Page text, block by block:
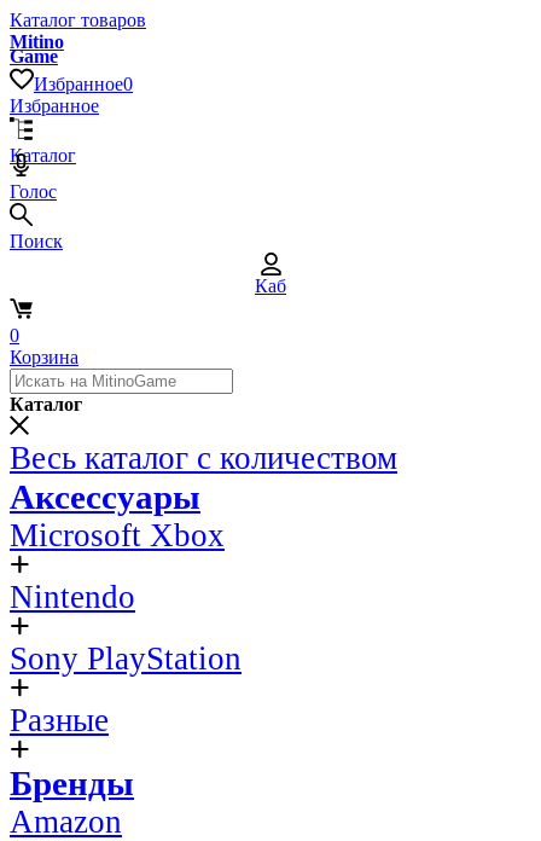
Каталог товаров
Mitino
Game
Избранное0
Избранное
Каталог
Голос
Поиск
Каб
0
Корзина
Каталог
Весь каталог с количеством
Аксессуары
Microsoft Xbox
Nintendo
Sony PlayStation
Разные
Бренды
Amazon